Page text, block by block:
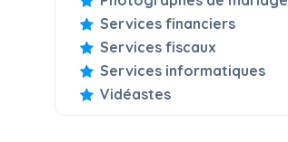
Services financiers
Services fiscaux
Services informatiques
Vidéastes